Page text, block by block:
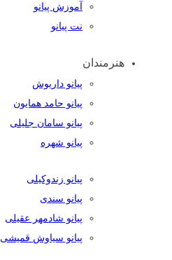
آموزش پیانو
نت پیانو
هنرمندان
پیانو داریوش
پیانو حامد همایون
پیانو سامان جلیلی
پیانو شهره
پیانو زندوکیلی
پیانو سندی
پیانو شادمهر عقیلی
پیانو سیاوش قمیشی